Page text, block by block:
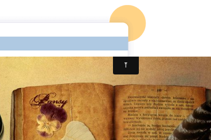
Mon blog